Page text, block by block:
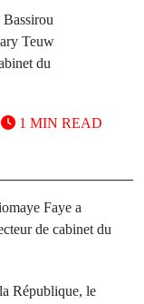
Teuw
du
1 MIN READ
Faye a
de cabinet du
République, le